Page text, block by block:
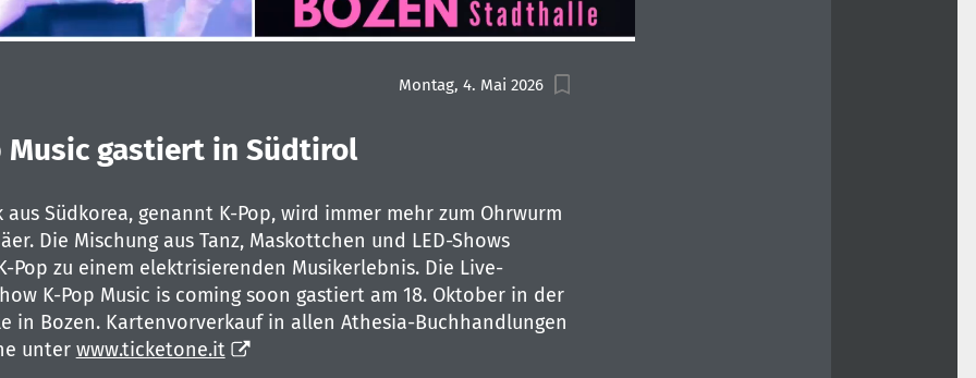
Montag, 4. Mai 2026
Music gastiert in Südtirol
aus Südkorea, genannt K-Pop, wird immer mehr zum Ohrwurm
Die Mischung aus Tanz, Maskottchen und LED-Shows
Pop zu einem elektrisierenden Musikerlebnis. Die Live-
K-Pop Music is coming soon gastiert am 18. Oktober in der
in Bozen. Kartenvorverkauf in allen Athesia-Buchhandlungen
unter www.ticketone.it